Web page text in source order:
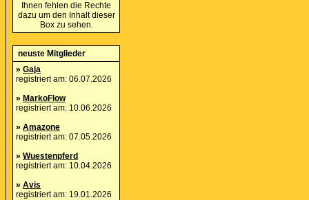
Ihnen fehlen die Rechte
dazu um den Inhalt dieser
Box zu sehen.
neuste Mitglieder
» Gaja
registriert am: 06.07.2026
» MarkoFlow
registriert am: 10.06.2026
» Amazone
registriert am: 07.05.2026
» Wuestenpferd
registriert am: 10.04.2026
» Avis
registriert am: 19.01.2026